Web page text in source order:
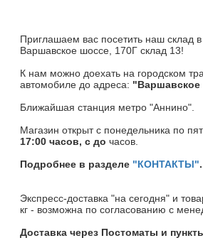
Приглашаем вас посетить наш склад
Варшавское шоссе, 170Г склад 13!
К нам можно доехать на городском
автомобиле до адреса: "Варшавское
Ближайшая станция метро "Аннино".
Магазин открыт c понедельника по
17:00 часов, с до часов.
Подробнее в разделе "КОНТАКТЫ".
Экспресс-доставка "на сегодня" и
кг - возможна по согласованию с
Доставка через Постоматы и